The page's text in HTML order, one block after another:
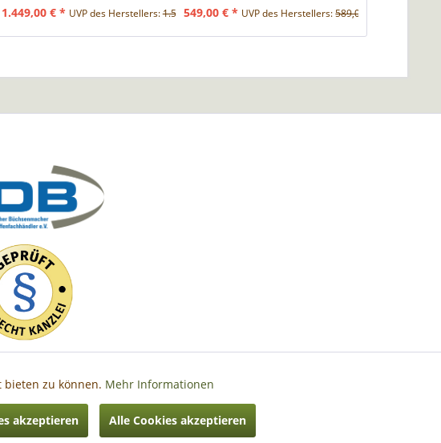
1.449,00 € * UVP des Herstellers:1.585,00 € *
549,00 € * UVP des Herstellers:589,00 € *
anders beschrieben
bieten zu können. Mehr Informationen
akzeptieren Alle Cookies akzeptieren